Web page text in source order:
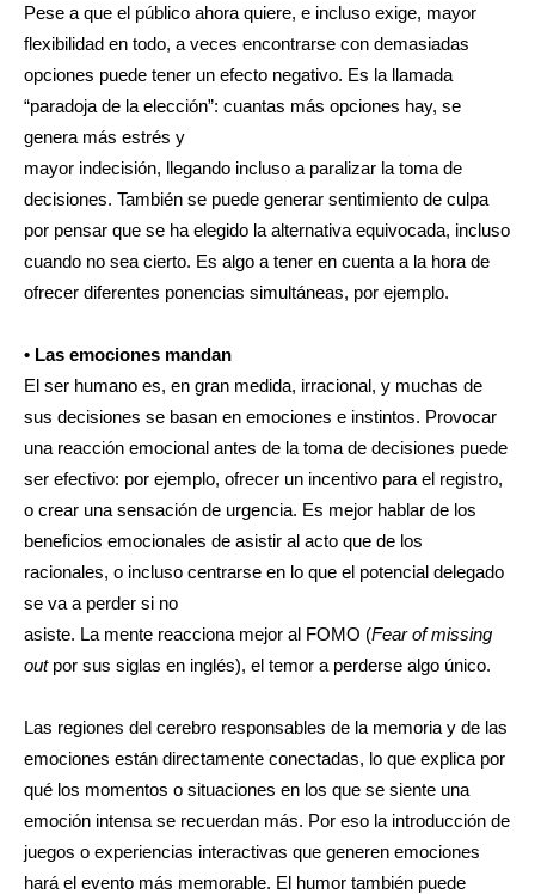
Pese a que el público ahora quiere, e incluso exige, mayor
flexibilidad en todo, a veces encontrarse con demasiadas
opciones puede tener un efecto negativo. Es la llamada
“paradoja de la elección”: cuantas más opciones hay, se
genera más estrés y
mayor indecisión, llegando incluso a paralizar la toma de
decisiones. También se puede generar sentimiento de culpa
por pensar que se ha elegido la alternativa equivocada, incluso
cuando no sea cierto. Es algo a tener en cuenta a la hora de
ofrecer diferentes ponencias simultáneas, por ejemplo.
• Las emociones mandan
El ser humano es, en gran medida, irracional, y muchas de
sus decisiones se basan en emociones e instintos. Provocar
una reacción emocional antes de la toma de decisiones puede
ser efectivo: por ejemplo, ofrecer un incentivo para el registro,
o crear una sensación de urgencia. Es mejor hablar de los
beneficios emocionales de asistir al acto que de los
racionales, o incluso centrarse en lo que el potencial delegado
se va a perder si no
asiste. La mente reacciona mejor al FOMO (Fear of missing
outpor sus siglas en inglés), el temor a perderse algo único.
Las regiones del cerebro responsables de la memoria y de las
emociones están directamente conectadas, lo que explica por
qué los momentos o situaciones en los que se siente una
emoción intensa se recuerdan más. Por eso la introducción de
juegos o experiencias interactivas que generen emociones
hará el evento más memorable. El humor también puede